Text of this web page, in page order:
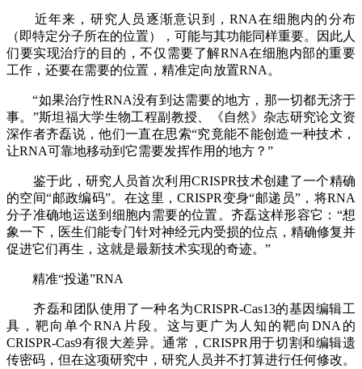
近年来，研究人员逐渐意识到，RNA在细胞内的分布
（即特定分子所在的位置），可能与其功能同样重要。因此人
们要实现治疗的目的，不仅需要了解RNA在细胞内部的重要
工作，还要在需要的位置，精准定向放置RNA。
“如果治疗性RNA没有到达需要的地方，那一切都无济于
事。”斯坦福大学生物工程副教授、《自然》杂志研究论文资
深作者齐磊说，他们一直在思索“究竟能不能创造一种技术，
让RNA可靠地移动到它需要发挥作用的地方？”
鉴于此，研究人员首次利用CRISPR技术创建了一个精确
的空间“邮政编码”。在这里，CRISPR变身“邮递员”，将RNA
分子准确地运送到细胞内需要的位置。齐磊这样形容它：“想
象一下，医生们能专门针对神经元内受损的位点，精确修复并
促进它们再生，这就是最新技术实现的奇迹。”
精准“投递”RNA
齐磊和团队使用了一种名为CRISPR-Cas13的基因编辑工
具，靶向单个RNA片段。这与更广为人知的靶向DNA的
CRISPR-Cas9有很大差异。通常，CRISPR用于切割和编辑遗
传密码，但在这项研究中，研究人员并不打算进行任何修改。